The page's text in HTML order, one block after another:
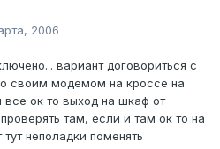
2006
вариант договориться с
своим модемом на кроссе на
все ок то выход на шкаф от
там, если и там ок то на
неполадки поменять